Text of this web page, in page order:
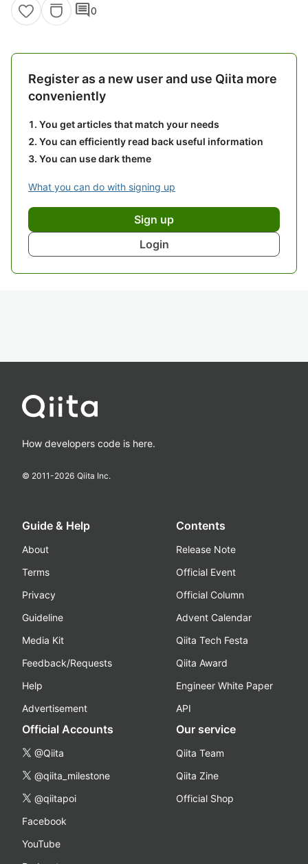
comment0
Register as a new user and use Qiita more
conveniently
You get articles that match your needs
You can efficiently read back useful information
You can use dark theme
What you can do with signing up
Sign up
Login
How developers code is here.
© 2011-2026 Qiita Inc.
Guide & Help
About
Terms
Privacy
Guideline
Media Kit
Feedback/Requests
Help
Advertisement
Contents
Release Note
Official Event
Official Column
Advent Calendar
Qiita Tech Festa
Qiita Award
Engineer White Paper
API
Official Accounts
@Qiita
@qiita_milestone
@qiitapoi
Facebook
YouTube
Our service
Qiita Team
Qiita Zine
Official Shop